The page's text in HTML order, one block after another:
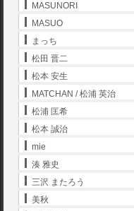
MASUNORI
MASUO
まっち
松田 晋二
松本 安生
MATCHAN / 松浦 英治
松浦 匡希
松本 誠治
mie
湊 雅史
三沢 またろう
美秋